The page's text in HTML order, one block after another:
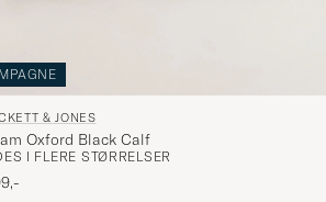
& JONES
Oxford Black Calf
I FLERE STØRRELSER